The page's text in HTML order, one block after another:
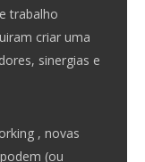
trabalho
criar uma
sinergias e
, novas
(ou